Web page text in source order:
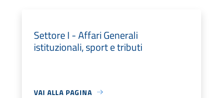
Settore I - Affari Generali
istituzionali, sport e tributi
VAI ALLA PAGINA